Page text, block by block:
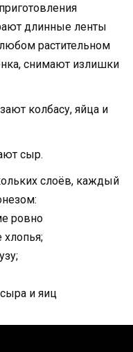
длинные ленты
растительном
снимают излишки
колбасу, яйца и
сыр.
слоёв, каждый
ровно
и яиц